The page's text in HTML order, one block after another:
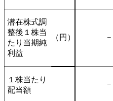
潜在株式調
整後１株当
たり当期純
利益
（円） －
１株当たり
配当額
－